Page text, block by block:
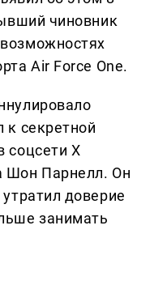
чиновник
Air Force One.
к секретной
соцсети X
Шон Парнелл. Он
доверие
занимать